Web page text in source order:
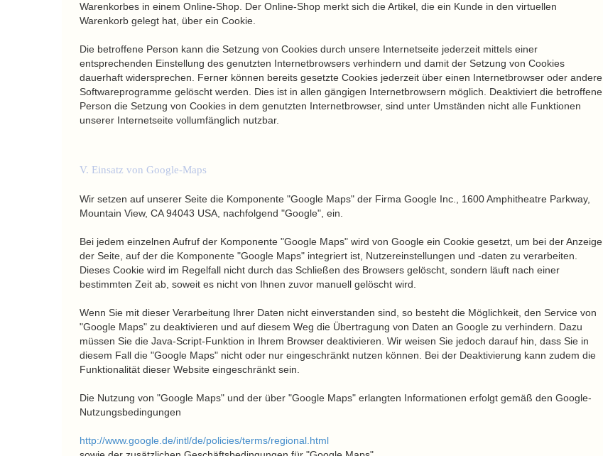
Warenkorbes in einem Online-Shop. Der Online-Shop merkt sich die Artikel, die ein Kunde in den virtuellen
Warenkorb gelegt hat, über ein Cookie.
Die betroffene Person kann die Setzung von Cookies durch unsere Internetseite jederzeit mittels einer
entsprechenden Einstellung des genutzten Internetbrowsers verhindern und damit der Setzung von Cookies
dauerhaft widersprechen. Ferner können bereits gesetzte Cookies jederzeit über einen Internetbrowser oder andere
Softwareprogramme gelöscht werden. Dies ist in allen gängigen Internetbrowsern möglich. Deaktiviert die betroffene
Person die Setzung von Cookies in dem genutzten Internetbrowser, sind unter Umständen nicht alle Funktionen
unserer Internetseite vollumfänglich nutzbar.
V. Einsatz von Google-Maps
Wir setzen auf unserer Seite die Komponente "Google Maps" der Firma Google Inc., 1600 Amphitheatre Parkway,
Mountain View, CA 94043 USA, nachfolgend "Google", ein.
Bei jedem einzelnen Aufruf der Komponente "Google Maps" wird von Google ein Cookie gesetzt, um bei der Anzeige
der Seite, auf der die Komponente "Google Maps" integriert ist, Nutzereinstellungen und -daten zu verarbeiten.
Dieses Cookie wird im Regelfall nicht durch das Schließen des Browsers gelöscht, sondern läuft nach einer
bestimmten Zeit ab, soweit es nicht von Ihnen zuvor manuell gelöscht wird.
Wenn Sie mit dieser Verarbeitung Ihrer Daten nicht einverstanden sind, so besteht die Möglichkeit, den Service von
"Google Maps" zu deaktivieren und auf diesem Weg die Übertragung von Daten an Google zu verhindern. Dazu
müssen Sie die Java-Script-Funktion in Ihrem Browser deaktivieren. Wir weisen Sie jedoch darauf hin, dass Sie in
diesem Fall die "Google Maps" nicht oder nur eingeschränkt nutzen können. Bei der Deaktivierung kann zudem die
Funktionalität dieser Website eingeschränkt sein.
Die Nutzung von "Google Maps" und der über "Google Maps" erlangten Informationen erfolgt gemäß den Google-
Nutzungsbedingungen
http://www.google.de/intl/de/policies/terms/regional.html